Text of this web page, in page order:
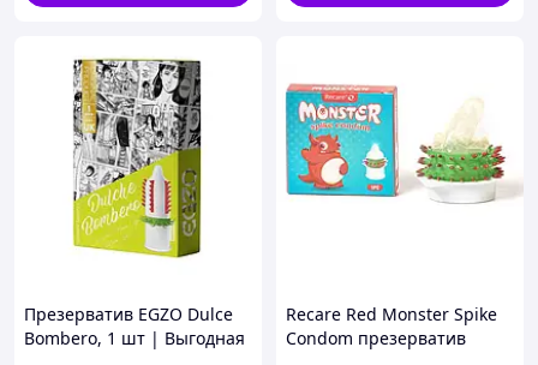
Презерватив EGZO Dulce
Bombero, 1 шт | Выгодная
Recare Red Monster Spike
Condom презерватив